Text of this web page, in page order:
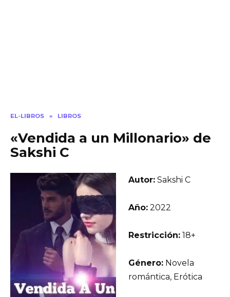
EL-LIBROS » LIBROS
«Vendida a un Millonario» de
Sakshi C
Autor: Sakshi C
Año: 2022
Restricción: 18+
Género: Novela
romántica, Erótica